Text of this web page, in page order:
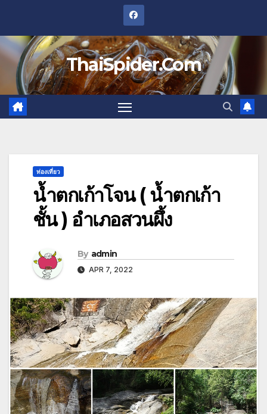
content
ThaiSpider.Com
ท่องเที่ยว
น้ำตกเก้าโจน ( น้ำตกเก้า
ชั้น ) อำเภอสวนผึ้ง
By admin
APR 7, 2022